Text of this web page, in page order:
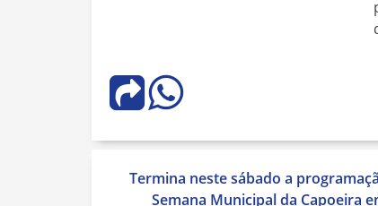
Navegação
Termina neste sábado a
Semana Municipal da Capoeira